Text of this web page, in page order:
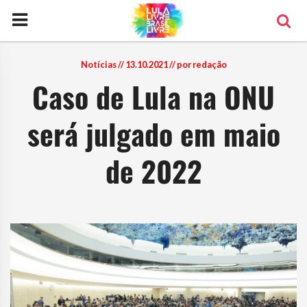
Notícias// 13.10.2021 // por redação
Caso de Lula na ONU
será julgado em maio
de 2022